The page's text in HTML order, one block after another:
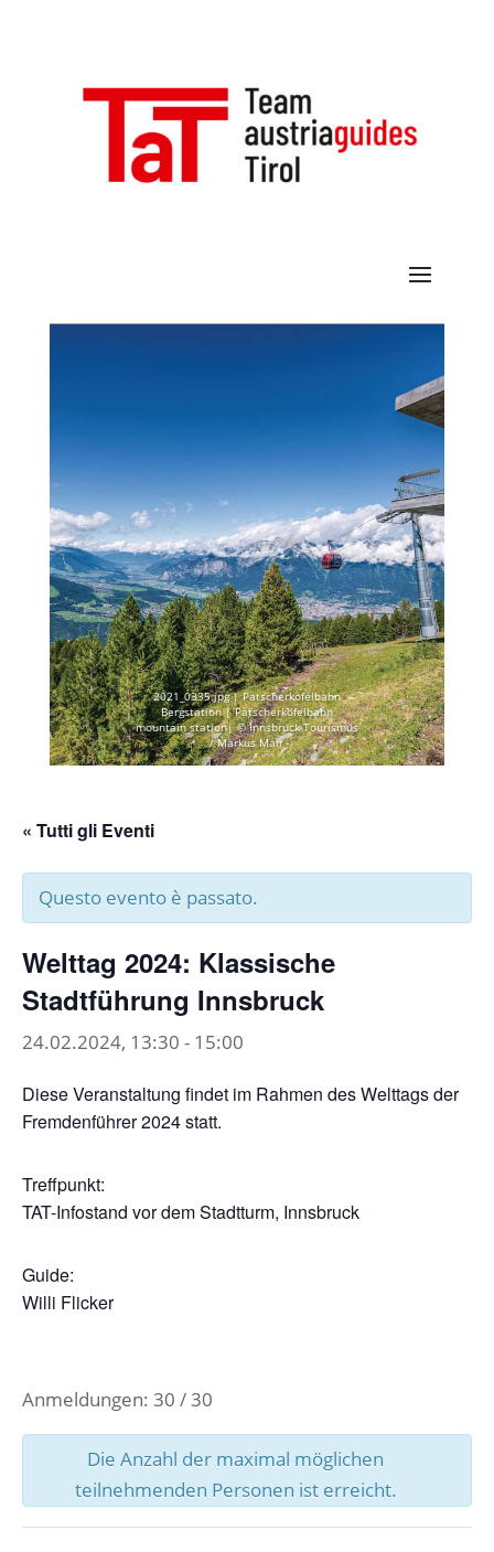
2021_0335.jpg | Patscherkofelbahn
Bergstation | Patscherkofelbahn
mountain station| © Innsbruck Tourismus
/ Markus Mair
« Tutti gli Eventi
Questo evento è passato.
Welttag 2024: Klassische
Stadtführung Innsbruck
24.02.2024, 13:30 - 15:00
Diese Veranstaltung findet im Rahmen des Welttags der
Fremdenführer 2024 statt.
Treffpunkt:
TAT-Infostand vor dem Stadtturm, Innsbruck
Guide:
Willi Flicker
Anmeldungen: 30 / 30
Die Anzahl der maximal möglichen
teilnehmenden Personen ist erreicht.